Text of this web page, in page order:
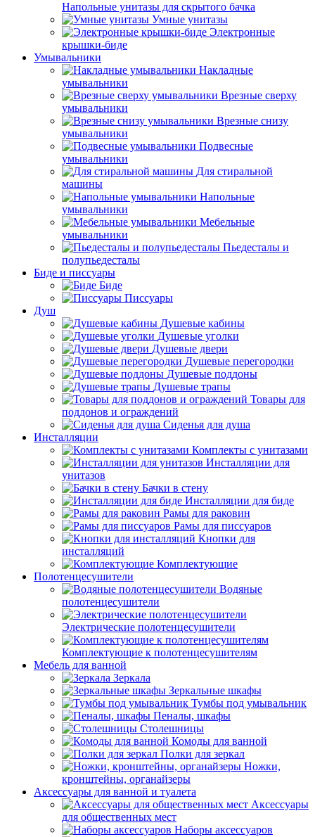
Напольные унитазы для скрытого бачка
Умные унитазы
Электронные
крышки-биде
Умывальники
Накладные
умывальники
Врезные сверху
умывальники
Врезные снизу
умывальники
Подвесные
умывальники
Для стиральной
машины
Напольные
умывальники
Мебельные
умывальники
Пьедесталы и
полупьедесталы
Биде и писсуары
Биде
Писсуары
Душ
Душевые кабины
Душевые уголки
Душевые двери
Душевые перегородки
Душевые поддоны
Душевые трапы
Товары для
поддонов и ограждений
Сиденья для душа
Инсталляции
Комплекты с унитазами
Инсталляции для
унитазов
Бачки в стену
Инсталляции для биде
Рамы для раковин
Рамы для писсуаров
Кнопки для
инсталляций
Комплектующие
Полотенцесушители
Водяные
полотенцесушители
Электрические полотенцесушители
Комплектующие к полотенцесушителям
Мебель для ванной
Зеркала
Зеркальные шкафы
Тумбы под умывальник
Пеналы, шкафы
Столешницы
Комоды для ванной
Полки для зеркал
Ножки,
кронштейны, органайзеры
Аксессуары для ванной и туалета
Аксессуары
для общественных мест
Наборы аксессуаров